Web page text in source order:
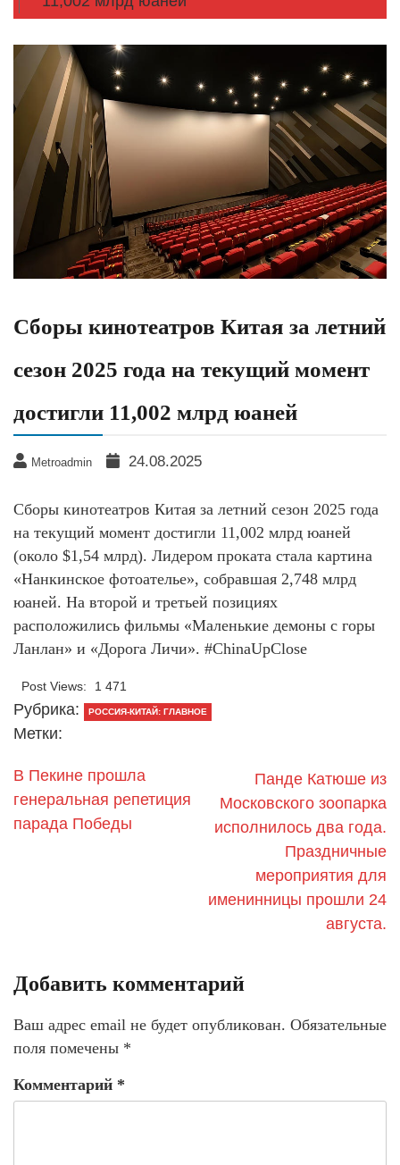
Сборы кинотеатров Китая за летний
сезон 2025 года на текущий момент
достигли 11,002 млрд юаней
Metroadmin 24.08.2025
Сборы кинотеатров Китая за летний сезон 2025 года
на текущий момент достигли 11,002 млрд юаней
(около $1,54 млрд). Лидером проката стала картина
«Нанкинское фотоателье», собравшая 2,748 млрд
юаней. На второй и третьей позициях
расположились фильмы «Маленькие демоны с горы
Ланлан» и «Дорога Личи». #ChinaUpClose
Post Views: 1 471
Рубрика: РОССИЯ-КИТАЙ: ГЛАВНОЕ
Метки:
В Пекине прошла
генеральная репетиция
парада Победы
Панде Катюше из
Московского зоопарка
исполнилось два года.
Праздничные
мероприятия для
именинницы прошли 24
августа.
Добавить комментарий
Ваш адрес email не будет опубликован. Обязательные
поля помечены *
Комментарий *